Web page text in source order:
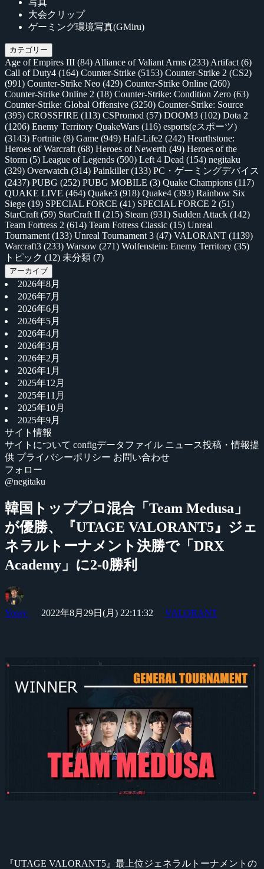
写真
大会クリップ
ゲーミング環境写真(GMiru)
カテゴリー
Age of Empires III (84) Alliance of Valiant Arms (233) Artifact (6)
Call of Duty4 (164) Counter-Strike (5153) Counter-Strike 2 (CS2)
(991) Counter-Strike Neo (429) Counter-Strike Online (260)
Counter-Strike Online 2 (18) Counter-Strike: Condition Zero (63)
Counter-Strike: Global Offensive (3250) Counter-Strike: Source
(395) CROSSFIRE (113) CSPromod (57) DOOM3 (102) Dota 2
(1206) Enemy Territory QuakeWars (116) esports(eスポーツ)
(3143) Fortnite (8) Game (949) Half-Life2 (242) Hearthstone:
Heroes of Warcraft (68) Heroes of Newerth (49) Heroes of the
Storm (5) League of Legends (590) Left 4 Dead (154) negitaku
(329) Overwatch (314) Painkiller(133) PC・ゲーミングデバイス
(2437) PUBG (252) PUBG MOBILE (3) Quake Champions (117)
QUAKE LIVE (464) Quake3 (918) Quake4 (393) Rainbow Six
Siege (19) SPECIAL FORCE (41) SPECIAL FORCE 2 (51)
StarCraft (59) StarCraft II (215) Steam (931) Sudden Attack (142)
Team Fortress 2 (614) Team Fotress Classic (15) Unreal
Tournament (133) Unreal Tournament 3 (47) VALORANT (1139)
Warcraft3 (233) Warsow (271) Wolfenstein: Enemy Territory (35)
トピック (12) 未分類 (7)
アーカイブ
2026年8月
2026年7月
2026年6月
2026年5月
2026年4月
2026年3月
2026年2月
2026年1月
2025年12月
2025年11月
2025年10月
2025年9月
サイト情報
サイトについて configデータファイル ニュース投稿・情報提
供 プライバシーポリシー お問い合わせ
フォロー
@negitaku
韓国トッププロ混合「Team Medusa」
が優勝、『UTAGE VALORANT5』ジェ
ネラルトーナメント決勝で「DRX
Academy」に2-0勝利
Yossy 2022年8月29日(月) 22:11:32 VALORANT
『UTAGE VALORANT5』最上位ジェネラルトーナメントの